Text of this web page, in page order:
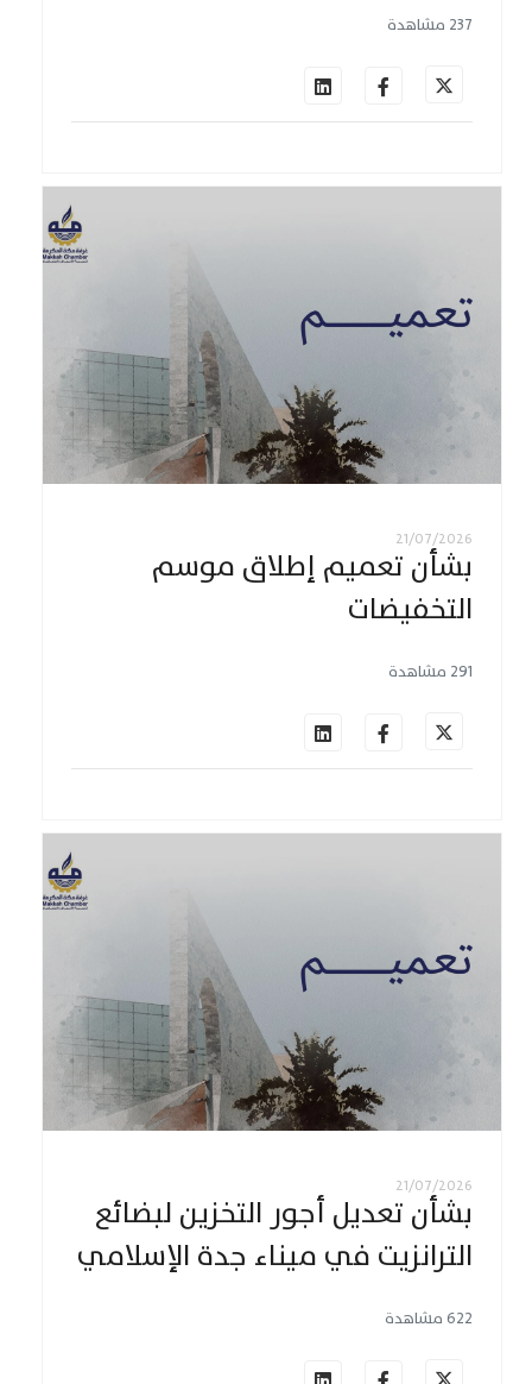
237 مشاهدة
21/07/2026
بشأن تعميم إطلاق موسم
التخفيضات
291 مشاهدة
21/07/2026
بشأن تعديل أجور التخزين لبضائع
الترانزيت في ميناء جدة الإسلامي
622 مشاهدة